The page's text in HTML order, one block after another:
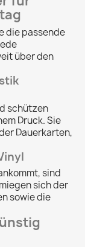
die passende
über den
schützen
Druck. Sie
Dauerkarten,
sind
sich der
sowie die